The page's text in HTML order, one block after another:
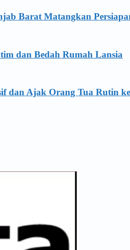
Barat Matangkan
dan Bedah Rumah Lansia
dan Ajak Orang Tua Rutin